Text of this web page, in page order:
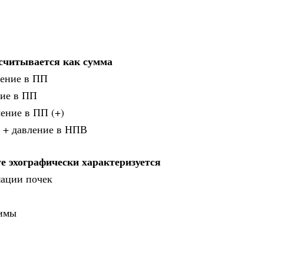
как сумма
в ПП
в ПП
в ПП (+)
+ давление в НПВ
характеризуется
почек